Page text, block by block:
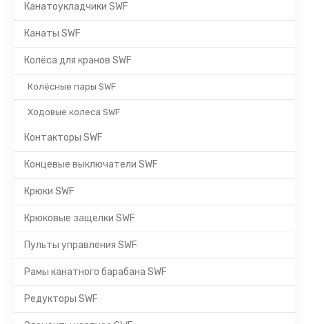
Канатоукладчики SWF
Канаты SWF
Колёса для кранов SWF
Колёсные пары SWF
Ходовые колеса SWF
Контакторы SWF
Концевые выключатели SWF
Крюки SWF
Крюковые защелки SWF
Пульты управления SWF
Рамы канатного барабана SWF
Редукторы SWF